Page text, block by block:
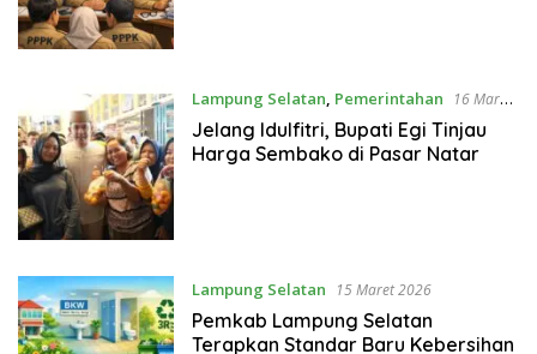
Lampung Selatan Pemerintahan
16 Maret
2026
Jelang Idulfitri, Bupati Egi Tinjau
Harga Sembako di Pasar Natar
Lampung Selatan 15 Maret 2026
Pemkab Lampung Selatan
Terapkan Standar Baru Kebersihan